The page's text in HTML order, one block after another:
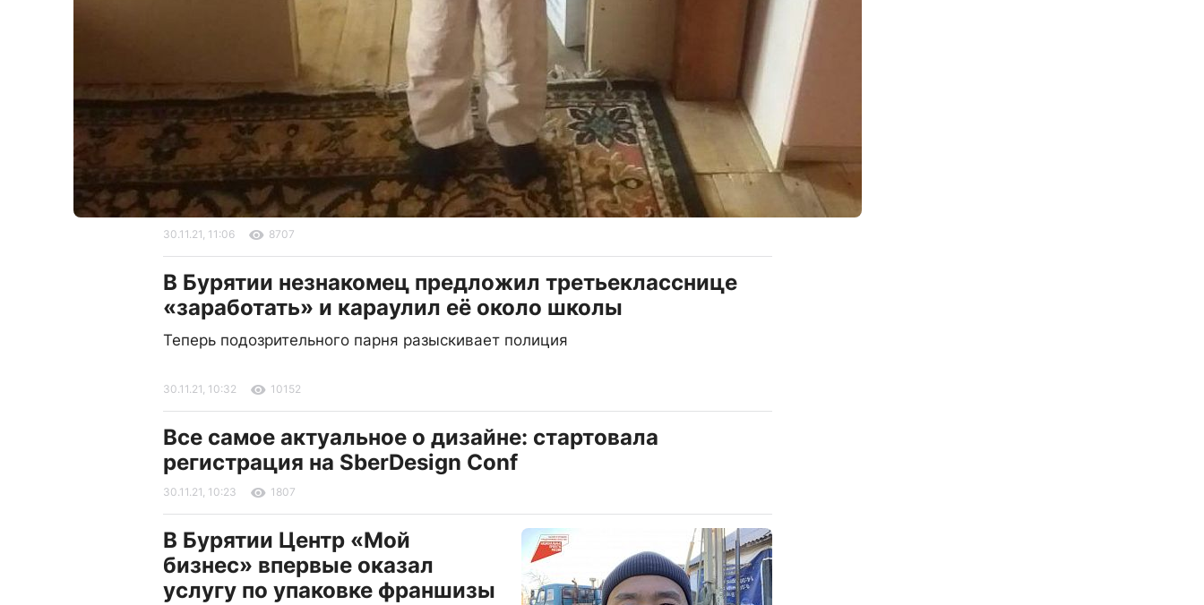
30.11.21, 11:06 8707
В Бурятии незнакомец предложил третьекласснице
«заработать» и караулил её около школы
Теперь подозрительного парня разыскивает полиция
30.11.21, 10:32 10152
Все самое актуальное о дизайне: стартовала
регистрация на SberDesign Conf
30.11.21, 10:23 1807
В Бурятии Центр «Мой
бизнес» впервые оказал
услугу по упаковке франшизы